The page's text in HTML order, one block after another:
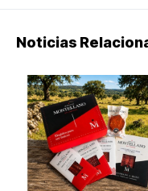
Noticias